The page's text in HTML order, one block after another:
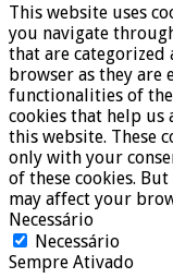
This website uses
you navigate
that are categorized
browser as they are
functionalities of
cookies that help us
this website. These
only with your
of these cookies.
may affect your
Necessário
Necessário
Sempre Ativado